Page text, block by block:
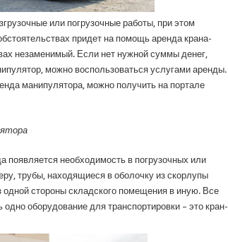
или погрузочные работы, при этом
придет на помощь аренда крана-
незаменимый. Если нет нужной суммы денег,
можно воспользоваться услугами аренды.
манипулятора, можно получить на портале
появляется необходимость в погрузочных или
трубы, находящиеся в оболочку из скорлупы
одной стороны складского помещения в иную. Все
оборудование для транспортировки – это кран-